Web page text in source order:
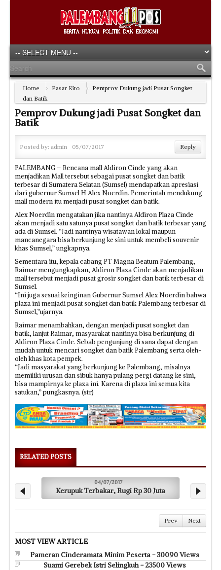
Home Pasar Kito
Pemprov Dukung jadi Pusat Songket
dan Batik
Pemprov Dukung jadi Pusat Songket dan
Batik
Posted by: admin 05/07/2017 Reply
PALEMBANG – Rencana mall Aldiron Cinde yang akan
menjadikan Mall tersebut sebagai pusat songket dan batik
terbesar di Sumatera Selatan (Sumsel) mendapatkan apresiasi
dari gubernur Sumsel H Alex Noerdin. Pemerintah mendukung
mall modern itu menjadi pusat songket dan batik.
Alex Noerdin mengatakan jika nantinya Aldiron Plaza Cinde
akan menjadi satu satunya pusat songket dan batik terbesar yang
ada di Sumsel. “Jadi nantinya wisatawan lokal maupun
mancanegara bisa berkunjung ke sini untuk membeli souvenir
khas Sumsel,” ungkapnya.
Sementara itu, kepala cabang PT Magna Beatum Palembang,
Raimar mengungkapkan, Aldiron Plaza Cinde akan menjadikan
mall tersebut menjadi pusat grosir songket dan batik terbesar di
Sumsel.
“Ini juga sesuai keinginan Gubernur Sumsel Alex Noerdin bahwa
plaza ini menjadi pusat songket dan batik Palembang terbesar di
Sumsel,”ujarnya.
Raimar menambahkan, dengan menjadi pusat songket dan
batik, lanjut Raimar, masyarakat nantinya bisa berkunjung di
Aldiron Plaza Cinde. Sebab pengunjung di sana dapat dengan
mudah untuk mencari songket dan batik Palembang serta oleh-
oleh khas kota pempek.
“Jadi masyarakat yang berkunjung ke Palembang, misalnya
memiliki urusan dan sibuk hanya pulang pergi datang ke sini,
bisa mampirnya ke plaza ini. Karena di plaza ini semua kita
satukan,” pungkasnya. (str)
RELATED POSTS
04/07/2017
Kerupuk Terbakar, Rugi Rp 30 Juta
Prev Next
MOST VIEW ARTICLE
Pameran Cinderamata Minim Peserta - 30090 Views
Suami Gerebek Istri Selingkuh - 23500 Views